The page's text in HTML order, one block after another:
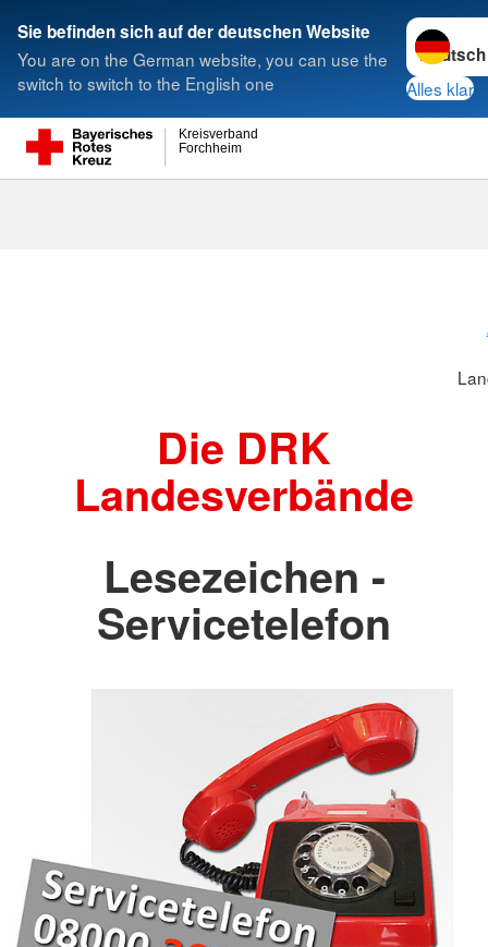
Sie befinden sich auf der deutschen Website
You are on the German website, you can use the
switch to switch to the English one
Sprache
Alles klar
Forchheim
Kreisverband
Suche
Die DRK
Landesverbände
Lesezeichen -
Servicetelefon